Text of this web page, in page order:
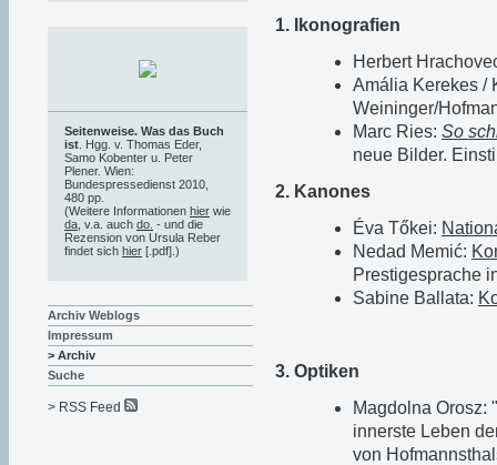
1. Ikonografien
Herbert
Amália Kerekes /
Weininger/
Marc Ries:So
neue Bilder.
2. Kanones
Éva Tőkei:
Nedad Memić:
Prestigesprache
Sabine Ballata:
3. Optiken
Magdolna Orosz:
innerste Leben
von
Seitenweise. Was das Buch
ist . Hgg. v. Thomas Eder,
Samo Kobenter u. Peter
Plener. Wien:
Bundespressedienst 2010,
480 pp.
(Weitere Informationen hier wie
da , v.a. auch do. - und die
Rezension von Ursula Reber
findet sich hier [.pdf].)
Archiv Weblogs
Impressum
> Archiv
Suche
> RSS Feed